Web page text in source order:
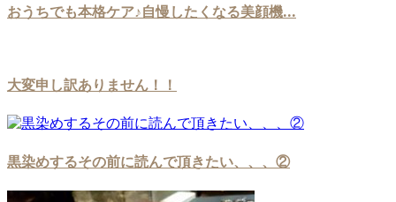
おうちでも本格ケア♪自慢したくなる美顔機...
大変申し訳ありません！！
黒染めするその前に読んで頂きたい、、、②